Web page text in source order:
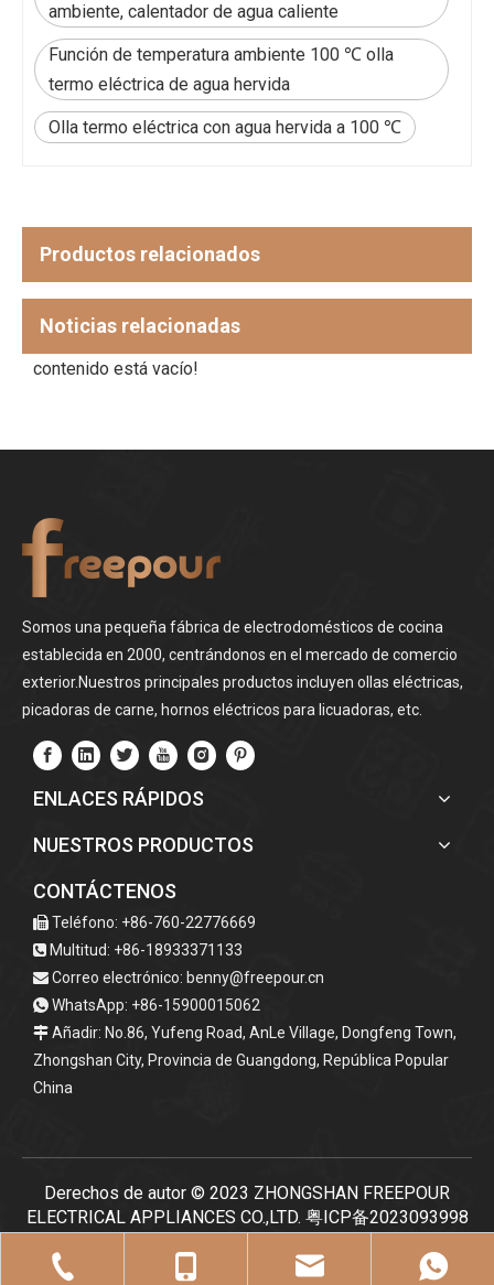
ambiente, calentador de agua caliente
Función de temperatura ambiente 100 ℃ olla
termo eléctrica de agua hervida
Olla termo eléctrica con agua hervida a 100 ℃
Productos relacionados
Noticias relacionadas
contenido está vacío!
Somos una pequeña fábrica de electrodomésticos de cocina
establecida en 2000, centrándonos en el mercado de comercio
exterior.Nuestros principales productos incluyen ollas eléctricas,
picadoras de carne, hornos eléctricos para licuadoras, etc.
ENLACES RÁPIDOS
NUESTROS PRODUCTOS
CONTÁCTENOS
 Teléfono: +86-760-22776669
 Multitud: +86-18933371133
 Correo electrónico: benny@freepour.cn
 WhatsApp: +86-15900015062
 Añadir: No.86, Yufeng Road, AnLe Village, Dongfeng Town,
Zhongshan City, Provincia de Guangdong, República Popular
China
Derechos de autor © 2023 ZHONGSHAN FREEPOUR
ELECTRICAL APPLIANCES CO.,LTD. 粤ICP备2023093998
l Tecnología porleadong.com